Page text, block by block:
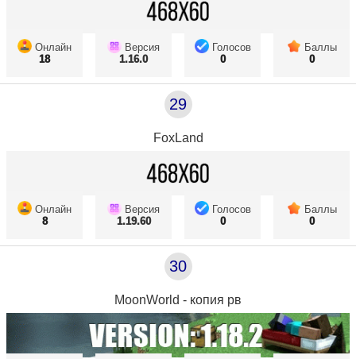
Онлайн
18
Версия
1.16.0
Голосов
0
Баллы
0
29
FoxLand
Онлайн
8
Версия
1.19.60
Голосов
0
Баллы
0
30
MoonWorld - копия рв